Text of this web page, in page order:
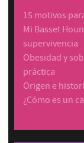
15 motivos
Mi Basset
supervivencia
Obesidad y
práctica
Origen e
¿Cómo es un